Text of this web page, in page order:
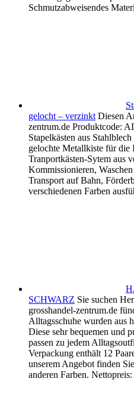
Schmutzabweisendes
gelocht – verzinkt Diesen
zentrum.de Produktcode:
Stapelkästen aus
gelochte Metallkiste für die
Tranportkästen-Sytem aus
Kommissionieren,
Transport auf Bahn,
verschiedenen Farben
SCHWARZ Sie suchen
grosshandel-zentrum.de
Alltagsschuhe wurden aus
Diese sehr bequemen und
passen zu jedem
Verpackung enthält 12
unserem Angebot finden
anderen Farben.